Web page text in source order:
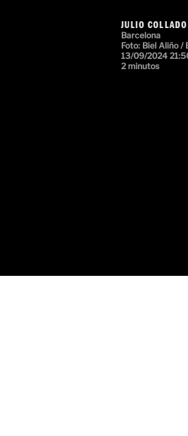
JULIO COLLADO
Barcelona
Foto: Biel Aliño /
13/09/2024
2 minutos